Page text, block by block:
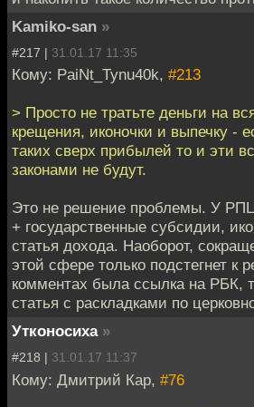
Kamiko-san »
#217 | 31.01.17 11:35
Кому: PaiNt_Tynu40k, #213
> Просто не тратьте деньги на
крещения, иконочки и выпечку -
таких сверх прибылей то и эти
законами не будут.
Это не решение проблемы. У
+ государственные субсидии,
статья дохода. Наоборот,
этой сфере только подстегнет к
комментах была ссылка на РБК,
статья с раскладками по
Утконосиха »
#218 | 31.01.17 11:37
Кому: Дмитрий Кар, #76